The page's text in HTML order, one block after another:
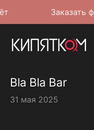
Заказать
Bla Bla Bar
31 мая 2025